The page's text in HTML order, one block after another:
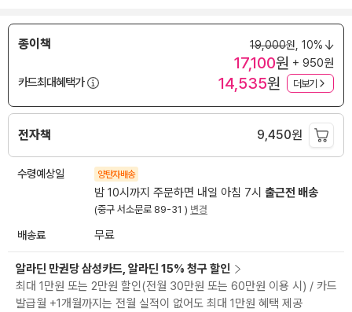
종이책 19,000원, 10%
17,100원 + 950원
카드최대혜택가
14,535원 더보기
전자책 9,450원
수령예상일 양탄자배송
밤 10시까지 주문하면 내일 아침 7시 출근전 배송
(중구 서소문로 89-31 ) 변경
배송료 무료
알라딘 만권당 삼성카드, 알라딘 15% 청구 할인
최대 1만원 또는 2만원 할인(전월 30만원 또는 60만원 이용 시) / 카드
발급월 +1개월까지는 전월 실적이 없어도 최대 1만원 혜택 제공